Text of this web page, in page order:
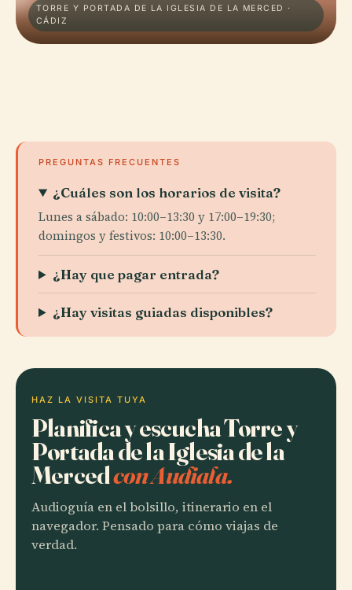
TORRE Y PORTADA DE LA IGLESIA DE LA MERCED ·
CÁDIZ
PREGUNTAS FRECUENTES
¿Cuáles son los horarios de visita?
Lunes a sábado: 10:00–13:30 y 17:00–19:30;
domingos y festivos: 10:00–13:30.
¿Hay que pagar entrada?
¿Hay visitas guiadas disponibles?
HAZ LA VISITA TUYA
Planifica y escucha Torre y
Portada de la Iglesia de la
Mercedcon Audiala.
Audioguía en el bolsillo, itinerario en el
navegador. Pensado para cómo viajas de
verdad.